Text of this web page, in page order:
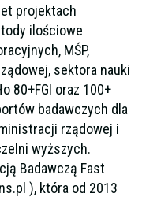
projektach
ilościowe
MŚP,
sektora nauki
80+FGI oraz 100+
badawczych dla
rządowej i
wyższych.
Badawczą Fast
), która od 2013